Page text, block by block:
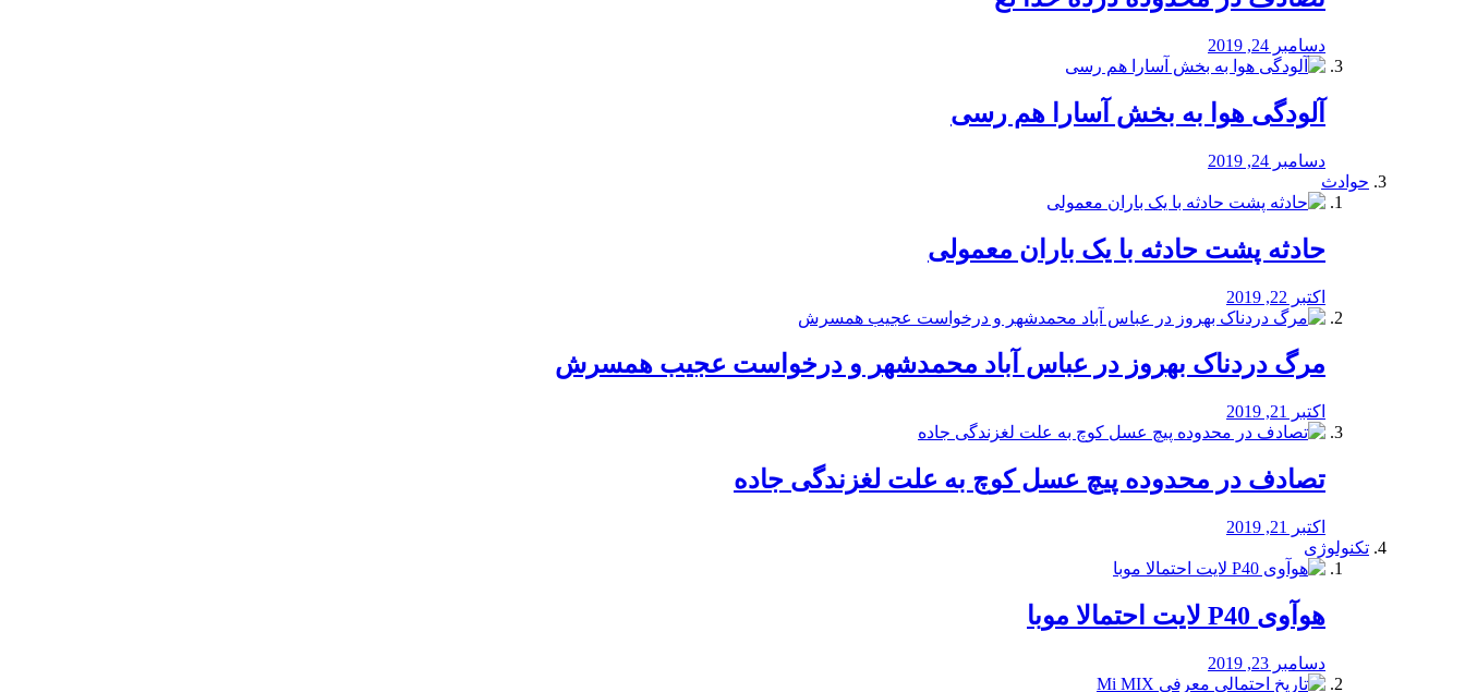
دسامبر 24, 2019
آلودگی هوا به بخش آسارا هم رسی
دسامبر 24, 2019
حوادث
️حادثه پشت حادثه با یک باران معمولی
اکتبر 22, 2019
مرگ دردناک بهروز در عباس آباد محمدشهر و درخواست عجیب همسرش
اکتبر 21, 2019
تصادف در محدوده پیچ عسل کوچ به علت لغزندگی جاده
اکتبر 21, 2019
تکنولوژی
هوآوی P40 لایت احتمالا موبا
دسامبر 23, 2019